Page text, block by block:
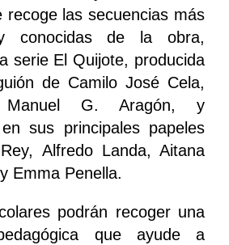
recoge las secuencias más
conocidas de la obra,
serie El Quijote, producida
de Camilo José Cela,
G. Aragón, y
sus principales papeles
Alfredo Landa, Aitana
Emma Penella.
podrán recoger una
que ayude a